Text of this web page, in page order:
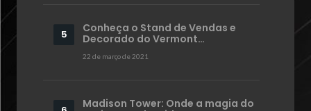
Conheça o Stand de Vendas e
Decorado do Vermont…
22 de março de 2021
Madison Tower: Onde a magia do